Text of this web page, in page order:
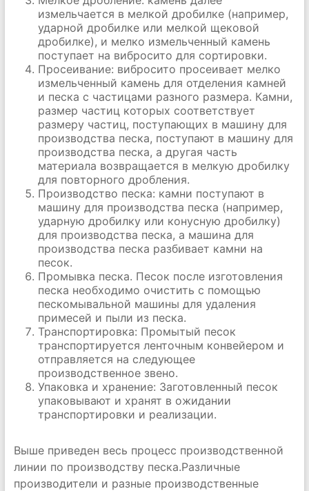
измельчается в мелкой дробилке (например,
ударной дробилке или мелкой щековой
дробилке), и мелко измельченный камень
поступает на вибросито для сортировки.
Просеивание: вибросито просеивает мелко
измельченный камень для отделения камней
и песка с частицами разного размера. Камни,
размер частиц которых соответствует
размеру частиц, поступающих в машину для
производства песка, поступают в машину для
производства песка, а другая часть
материала возвращается в мелкую дробилку
для повторного дробления.
Производство песка: камни поступают в
машину для производства песка (например,
ударную дробилку или конусную дробилку)
для производства песка, а машина для
производства песка разбивает камни на
песок.
Промывка песка. Песок после изготовления
песка необходимо очистить с помощью
пескомывальной машины для удаления
примесей и пыли из песка.
Транспортировка: Промытый песок
транспортируется ленточным конвейером и
отправляется на следующее
производственное звено.
Упаковка и хранение: Заготовленный песок
упаковывают и хранят в ожидании
транспортировки и реализации.
Выше приведен весь процесс производственной
линии по производству песка.Различные
производители и разные производственные